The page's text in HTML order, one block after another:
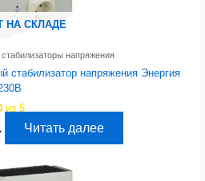
НА СКЛАДЕ
напряжения
стабилизатор напряжения Энергия
из 5
Читать далее